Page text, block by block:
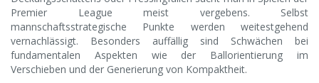
Premier League meist vergebens. Selbst
mannschaftsstrategische Punkte werden weitestgehend
vernachlässigt. Besonders auffällig sind Schwächen bei
fundamentalen Aspekten wie der Ballorientierung im
Verschieben und der Generierung von Kompaktheit.